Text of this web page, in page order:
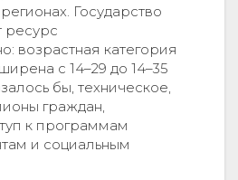
Государство
ресурс
возрастная категория
с 14–29 до 14–35
бы, техническое,
граждан,
к программам
и социальным